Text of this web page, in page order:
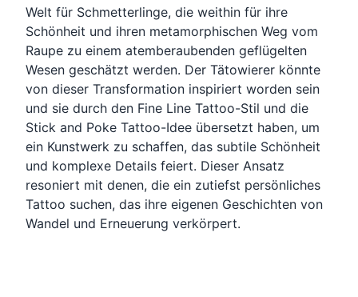
Welt für Schmetterlinge, die weithin für ihre
Schönheit und ihren metamorphischen Weg vom
Raupe zu einem atemberaubenden geflügelten
Wesen geschätzt werden. Der Tätowierer könnte
von dieser Transformation inspiriert worden sein
und sie durch den Fine Line Tattoo-Stil und die
Stick and Poke Tattoo-Idee übersetzt haben, um
ein Kunstwerk zu schaffen, das subtile Schönheit
und komplexe Details feiert. Dieser Ansatz
resoniert mit denen, die ein zutiefst persönliches
Tattoo suchen, das ihre eigenen Geschichten von
Wandel und Erneuerung verkörpert.